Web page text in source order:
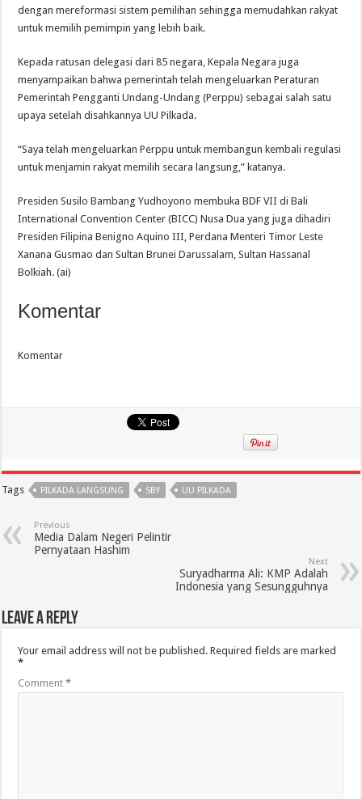
dengan mereformasi sistem pemilihan sehingga memudahkan rakyat
untuk memilih pemimpin yang lebih baik.
Kepada ratusan delegasi dari 85 negara, Kepala Negara juga
menyampaikan bahwa pemerintah telah mengeluarkan Peraturan
Pemerintah Pengganti Undang-Undang (Perppu) sebagai salah satu
upaya setelah disahkannya UU Pilkada.
“Saya telah mengeluarkan Perppu untuk membangun kembali regulasi
untuk menjamin rakyat memilih secara langsung,” katanya.
Presiden Susilo Bambang Yudhoyono membuka BDF VII di Bali
International Convention Center (BICC) Nusa Dua yang juga dihadiri
Presiden Filipina Benigno Aquino III, Perdana Menteri Timor Leste
Xanana Gusmao dan Sultan Brunei Darussalam, Sultan Hassanal
Bolkiah. (ai)
Komentar
Komentar
Tags PILKADA LANGSUNG SBY UU PILKADA
Previous
Media Dalam Negeri Pelintir
Pernyataan Hashim
Next
Suryadharma Ali: KMP Adalah
Indonesia yang Sesungguhnya
Leave a Reply
Your email address will not be published. Required fields are marked
*
Comment*